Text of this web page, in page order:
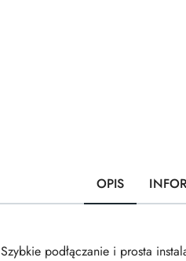
OPIS
Szybkie podłączanie i prosta